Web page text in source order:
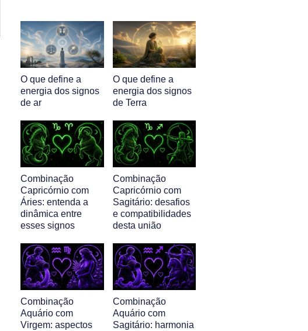
O que define a
energia dos signos
de ar
O que define a
energia dos signos
de Terra
Combinação
Capricórnio com
Áries: entenda a
dinâmica entre
esses signos
Combinação
Capricórnio com
Sagitário: desafios
e compatibilidades
desta união
Combinação
Aquário com
Virgem: aspectos
Combinação
Aquário com
Sagitário: harmonia